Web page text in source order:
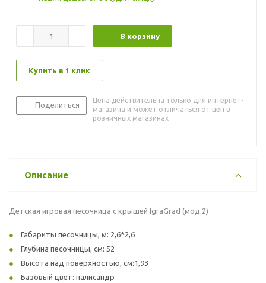
В корзину
Купить в 1 клик
Поделиться
Цена действительна только для интернет-
магазина и может отличаться от цен в
розничных магазинах
Описание
Детская игровая песочница с крышей IgraGrad (мод.2)
Габариты песочницы, м: 2,6*2,6
Глубина песочницы, см: 52
Высота над поверхностью, см:1,93
Базовый цвет: палисандр